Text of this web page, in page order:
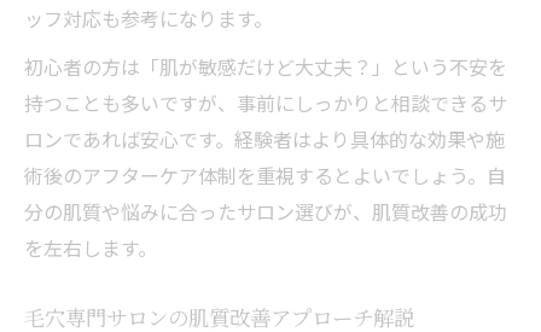
ッフ対応も参考になります。
初心者の方は「肌が敏感だけど大丈夫？」という不安を
持つことも多いですが、事前にしっかりと相談できるサ
ロンであれば安心です。経験者はより具体的な効果や施
術後のアフターケア体制を重視するとよいでしょう。自
分の肌質や悩みに合ったサロン選びが、肌質改善の成功
を左右します。
毛穴専門サロンの肌質改善アプローチ解説